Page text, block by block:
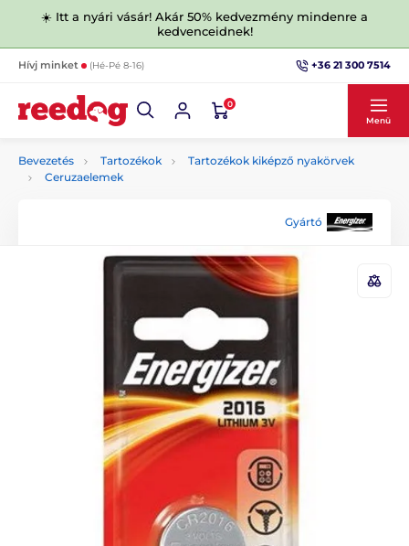
☀️ Itt a nyári vásár! Akár 50% kedvezmény mindenre a
kedvenceidnek!
Hívj minket (Hé-Pé 8-16) +36 21 300 7514
0
Menü
Bevezetés Tartozékok
Tartozékok kiképző nyakörvek
Ceruzaelemek
Gyártó